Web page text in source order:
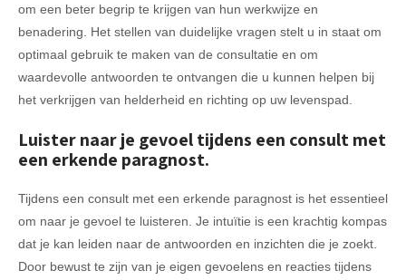
om een beter begrip te krijgen van hun werkwijze en
benadering. Het stellen van duidelijke vragen stelt u in staat om
optimaal gebruik te maken van de consultatie en om
waardevolle antwoorden te ontvangen die u kunnen helpen bij
het verkrijgen van helderheid en richting op uw levenspad.
Luister naar je gevoel tijdens een consult met
een erkende paragnost.
Tijdens een consult met een erkende paragnost is het essentieel
om naar je gevoel te luisteren. Je intuïtie is een krachtig kompas
dat je kan leiden naar de antwoorden en inzichten die je zoekt.
Door bewust te zijn van je eigen gevoelens en reacties tijdens